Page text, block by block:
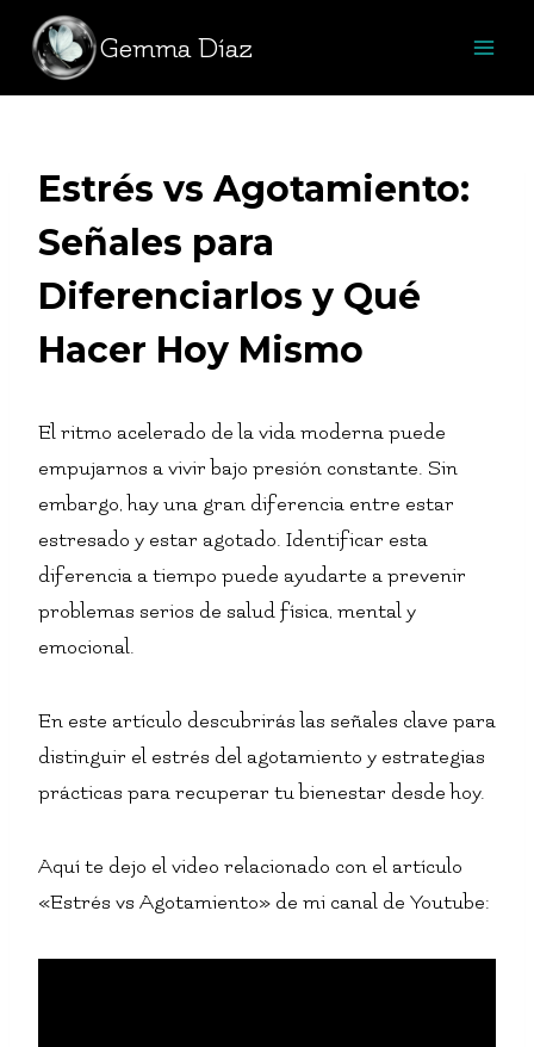
Saltar
contenido
Gemma Díaz
Estrés vs Agotamiento:
Señales para
Diferenciarlos y Qué
Hacer Hoy Mismo
El ritmo acelerado de la vida moderna puede
empujarnos a vivir bajo presión constante. Sin
embargo, hay una gran diferencia entre estar
estresado y estar agotado. Identificar esta
diferencia a tiempo puede ayudarte a prevenir
problemas serios de salud física, mental y
emocional.
En este artículo descubrirás las señales clave para
distinguir el estrés del agotamiento y estrategias
prácticas para recuperar tu bienestar desde hoy.
Aquí te dejo el video relacionado con el artículo
«Estrés vs Agotamiento» de mi canal de Youtube: